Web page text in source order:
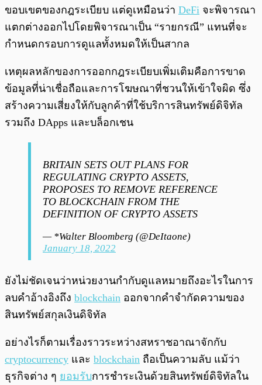
ขอบเขตของกฎระเบียบ แต่ดูเหมือนว่า DeFi จะพิจารณา
แตกต่างออกไปโดยพิจารณาเป็น “รายกรณี” แทนที่จะ
กำหนดกรอบการดูแลทั้งหมดให้เป็นสากล
เหตุผลหลักของการออกกฎระเบียบเพิ่มเติมคือการขาด
ข้อมูลที่น่าเชื่อถือและการโฆษณาที่ชวนให้เข้าใจผิด ซึ่ง
สร้างความเสี่ยงให้กับลูกค้าที่ใช้บริการสินทรัพย์ดิจิทัล
รวมถึง DApps และบล็อกเชน
BRITAIN SETS OUT PLANS FOR
REGULATING CRYPTO ASSETS,
PROPOSES TO REMOVE REFERENCE
TO BLOCKCHAIN FROM THE
DEFINITION OF CRYPTO ASSETS
— *Walter Bloomberg (@DeItaone)
January 18, 2022
ยังไม่ชัดเจนว่าหน่วยงานกำกับดูแลหมายถึงอะไรในการ
ลบคำอ้างอิงถึง blockchain ออกจากคำจำกัดความของ
สินทรัพย์สกุลเงินดิจิทัล
อย่างไรก็ตามเรื่องราวระหว่างสหราชอาณาจักกับ
cryptocurrency และ blockchain ถือเป็นความลับ แม้ว่า
ธุรกิจต่าง ๆ ยอมรับการชำระเงินด้วยสินทรัพย์ดิจิทัลใน